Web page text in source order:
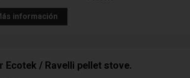
información
/ Ravelli pellet stove.